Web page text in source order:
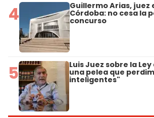
4 Guillermo Arias, juez
Córdoba: no cesa la
concurso
5 Luis Juez sobre la
una pelea que
inteligentes"